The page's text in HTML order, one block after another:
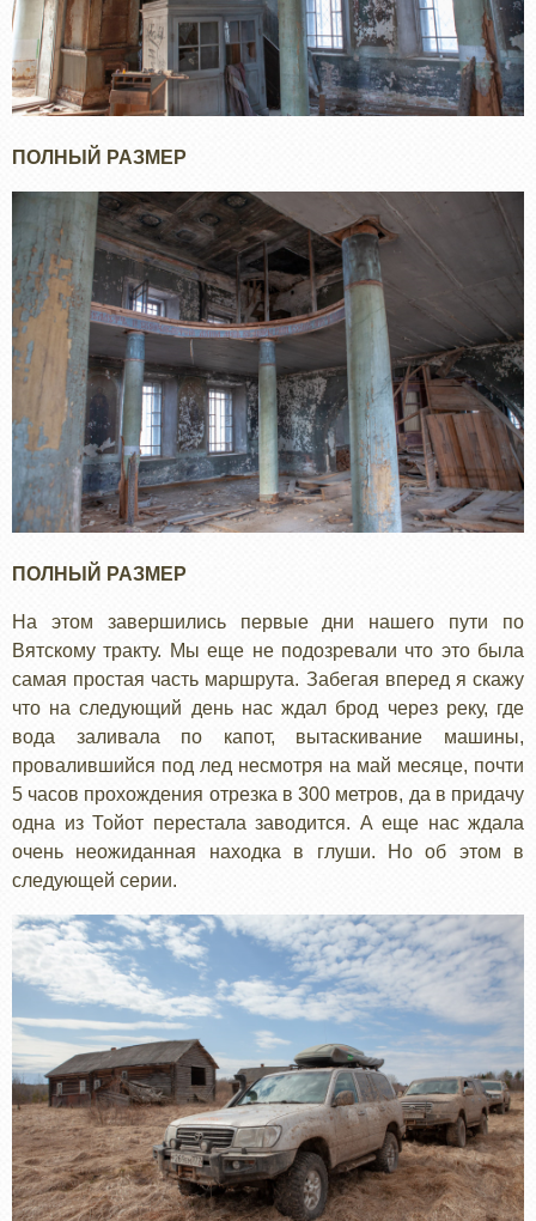
ПОЛНЫЙ РАЗМЕР
ПОЛНЫЙ РАЗМЕР
На этом завершились первые дни нашего пути по
Вятскому тракту. Мы еще не подозревали что это была
самая простая часть маршрута. Забегая вперед я скажу
что на следующий день нас ждал брод через реку, где
вода заливала по капот, вытаскивание машины,
провалившийся под лед несмотря на май месяце, почти
5 часов прохождения отрезка в 300 метров, да в придачу
одна из Тойот перестала заводится. А еще нас ждала
очень неожиданная находка в глуши. Но об этом в
следующей серии.